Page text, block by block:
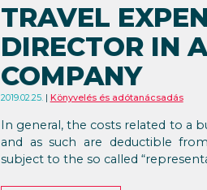
TRAVEL
DIRECTOR IN
COMPANY
2019.02.25. Könyvelés és adótanácsadás
In general, the costs related to a
and as such are deductible
subject to the so called